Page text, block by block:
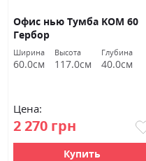
Офис нью Тумба KOM 60
Гербор
Ширина
60.0см
Высота
117.0см
Глубина
40.0см
Цена:
2 270 грн
Купить